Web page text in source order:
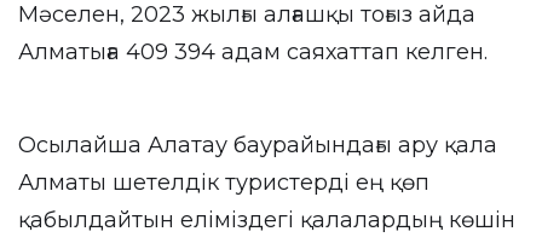
Мәселен, 2023 жылғы алғашқы тоғыз айда
Алматыға 409 394 адам саяхаттап келген.
Осылайша Алатау баурайындағы ару қала
Алматы шетелдік туристерді ең қөп
қабылдайтын еліміздегі қалалардың көшін